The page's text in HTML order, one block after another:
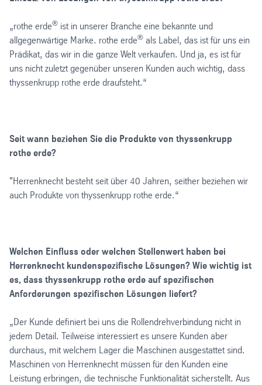
„rothe erde® ist in unserer Branche eine bekannte und
allgegenwärtige Marke. rothe erde® als Label, das ist für uns ein
Prädikat, das wir in die ganze Welt verkaufen. Und ja, es ist für
uns nicht zuletzt gegenüber unseren Kunden auch wichtig, dass
thyssenkrupp rothe erde draufsteht.“
Seit wann beziehen Sie die Produkte von thyssenkrupp
rothe erde?
"Herrenknecht besteht seit über 40 Jahren, seither beziehen wir
auch Produkte von thyssenkrupp rothe erde.“
Welchen Einfluss oder welchen Stellenwert haben bei
Herrenknecht kundenspezifische Lösungen? Wie wichtig ist
es, dass thyssenkrupp rothe erde auf spezifischen
Anforderungen spezifischen Lösungen liefert?
„Der Kunde definiert bei uns die Rollendrehverbindung nicht in
jedem Detail. Teilweise interessiert es unsere Kunden aber
durchaus, mit welchem Lager die Maschinen ausgestattet sind.
Maschinen von Herrenknecht müssen für den Kunden eine
Leistung erbringen, die technische Funktionalität sicherstellt. Aus